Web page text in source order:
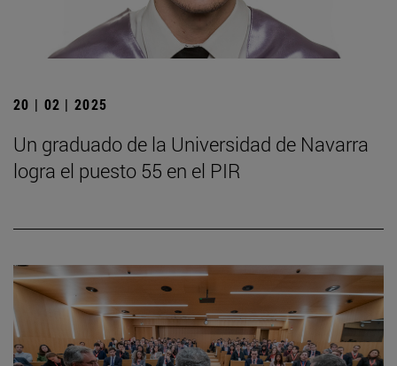
20 | 02 | 2025
Un graduado de la Universidad de Navarra
logra el puesto 55 en el PIR